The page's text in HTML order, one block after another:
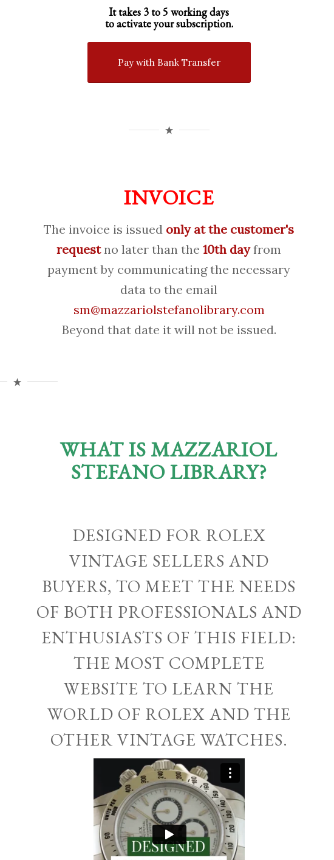
It takes 3 to 5 working days
to activate your subscription.
Pay with Bank Transfer
INVOICE
The invoice is issued only at the customer's
requestno later than the10th dayfrom
payment by communicating the necessary
data to the email
sm@mazzariolstefanolibrary.com
Beyond that date it will not be issued.
WHAT IS MAZZARIOL
STEFANO LIBRARY?
DESIGNED FOR ROLEX
VINTAGE SELLERS AND
BUYERS, TO MEET THE NEEDS
OF BOTH PROFESSIONALS AND
ENTHUSIASTS OF THIS FIELD:
THE MOST COMPLETE
WEBSITE TO LEARN THE
WORLD OF ROLEX AND THE
OTHER VINTAGE WATCHES.